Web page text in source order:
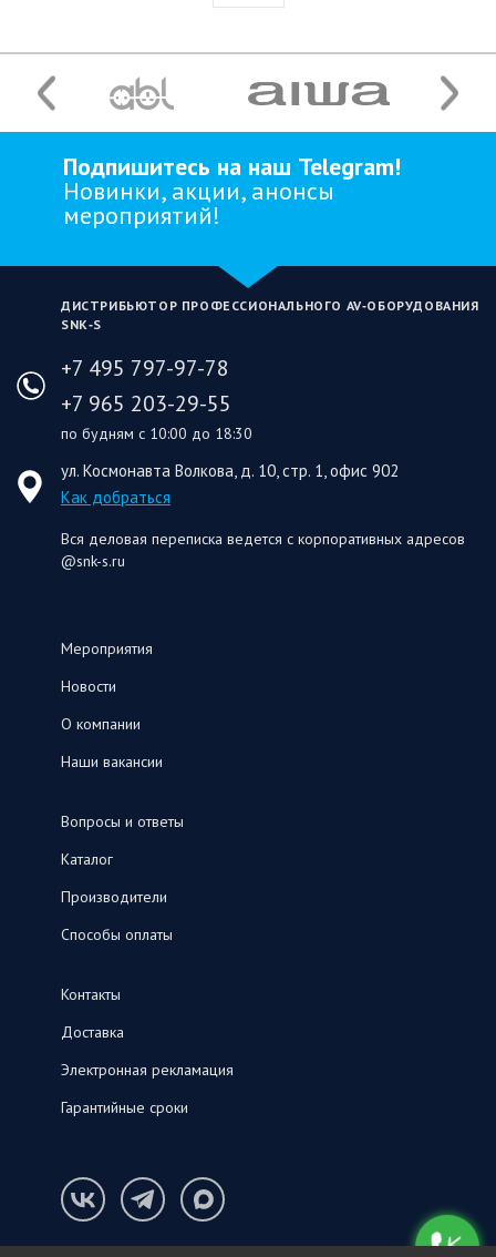
Подпишитесь на наш Telegram!
Новинки, акции, анонсы
мероприятий!
ДИСТРИБЬЮТОР ПРОФЕССИОНАЛЬНОГО AV‑ОБОРУДОВАНИЯ
SNK‑S
+7 495 797-97-78
+7 965 203-29-55
по будням с 10:00 до 18:30
ул. Космонавта Волкова, д. 10, стр. 1, офис 902
Как добраться
Вся деловая переписка ведется с корпоративных адресов
@snk-s.ru
Мероприятия
Новости
О компании
Наши вакансии
Вопросы и ответы
Каталог
Производители
Способы оплаты
Контакты
Доставка
Электронная рекламация
Гарантийные сроки